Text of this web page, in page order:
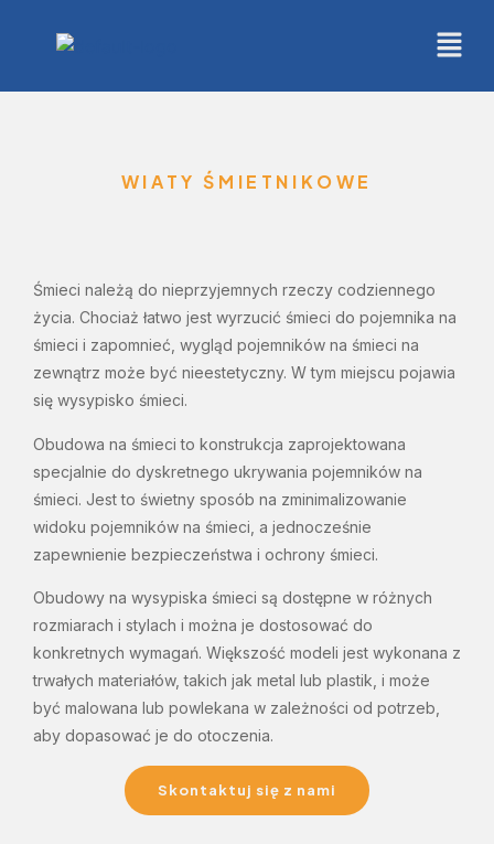
WIATY ŚMIETNIKOWE
Śmieci należą do nieprzyjemnych rzeczy codziennego
życia. Chociaż łatwo jest wyrzucić śmieci do pojemnika na
śmieci i zapomnieć, wygląd pojemników na śmieci na
zewnątrz może być nieestetyczny. W tym miejscu pojawia
się wysypisko śmieci.
Obudowa na śmieci to konstrukcja zaprojektowana
specjalnie do dyskretnego ukrywania pojemników na
śmieci. Jest to świetny sposób na zminimalizowanie
widoku pojemników na śmieci, a jednocześnie
zapewnienie bezpieczeństwa i ochrony śmieci.
Obudowy na wysypiska śmieci są dostępne w różnych
rozmiarach i stylach i można je dostosować do
konkretnych wymagań. Większość modeli jest wykonana z
trwałych materiałów, takich jak metal lub plastik, i może
być malowana lub powlekana w zależności od potrzeb,
aby dopasować je do otoczenia.
Skontaktuj się z nami